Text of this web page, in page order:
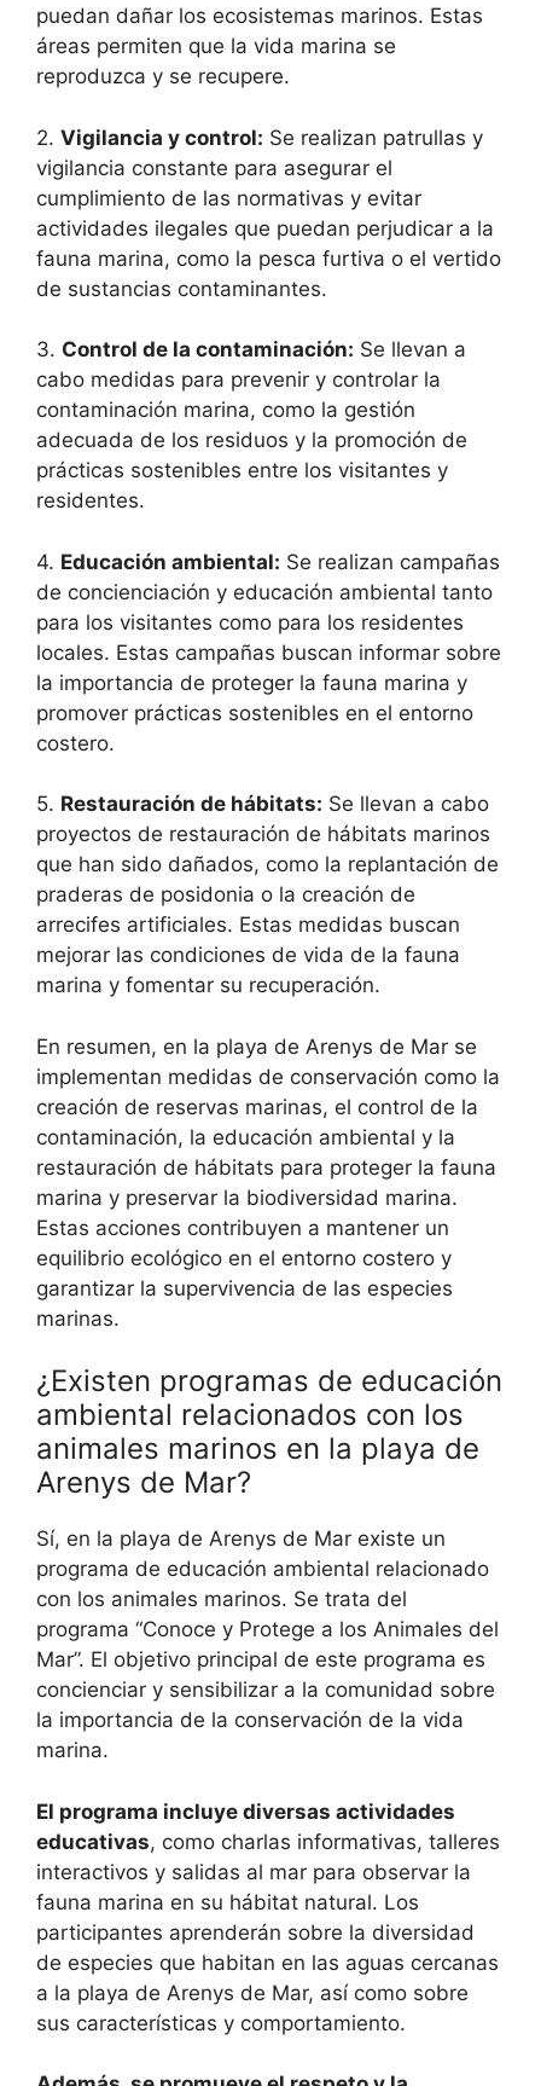
puedan dañar los ecosistemas marinos. Estas
áreas permiten que la vida marina se
reproduzca y se recupere.
2. Vigilancia y control: Se realizan patrullas y
vigilancia constante para asegurar el
cumplimiento de las normativas y evitar
actividades ilegales que puedan perjudicar a la
fauna marina, como la pesca furtiva o el vertido
de sustancias contaminantes.
3. Control de la contaminación: Se llevan a
cabo medidas para prevenir y controlar la
contaminación marina, como la gestión
adecuada de los residuos y la promoción de
prácticas sostenibles entre los visitantes y
residentes.
4. Educación ambiental: Se realizan campañas
de concienciación y educación ambiental tanto
para los visitantes como para los residentes
locales. Estas campañas buscan informar sobre
la importancia de proteger la fauna marina y
promover prácticas sostenibles en el entorno
costero.
5. Restauración de hábitats: Se llevan a cabo
proyectos de restauración de hábitats marinos
que han sido dañados, como la replantación de
praderas de posidonia o la creación de
arrecifes artificiales. Estas medidas buscan
mejorar las condiciones de vida de la fauna
marina y fomentar su recuperación.
En resumen, en la playa de Arenys de Mar se
implementan medidas de conservación como la
creación de reservas marinas, el control de la
contaminación, la educación ambiental y la
restauración de hábitats para proteger la fauna
marina y preservar la biodiversidad marina.
Estas acciones contribuyen a mantener un
equilibrio ecológico en el entorno costero y
garantizar la supervivencia de las especies
marinas.
¿Existen programas de educación
ambiental relacionados con los
animales marinos en la playa de
Arenys de Mar?
Sí, en la playa de Arenys de Mar existe un
programa de educación ambiental relacionado
con los animales marinos. Se trata del
programa “Conoce y Protege a los Animales del
Mar”. El objetivo principal de este programa es
concienciar y sensibilizar a la comunidad sobre
la importancia de la conservación de la vida
marina.
El programa incluye diversas actividades
educativas, como charlas informativas, talleres
interactivos y salidas al mar para observar la
fauna marina en su hábitat natural. Los
participantes aprenderán sobre la diversidad
de especies que habitan en las aguas cercanas
a la playa de Arenys de Mar, así como sobre
sus características y comportamiento.